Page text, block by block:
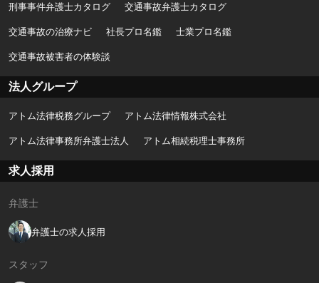
刑事事件弁護士カタログ 交通事故弁護士カタログ
交通事故の治療ナビ 社長プロ名鑑 士業プロ名鑑
交通事故被害者の体験談
法人グループ
アトム法律税務グループ アトム法律情報株式会社
アトム法律事務所弁護士法人 アトム相続税理士事務所
求人採用
弁護士
弁護士の求人採用
スタッフ